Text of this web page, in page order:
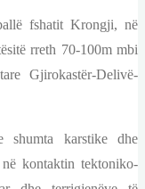
fshatit Krongji, në
rreth 70-100m mbi
Gjirokastër-Delivë-
shumta karstike dhe
kontaktin tektoniko-